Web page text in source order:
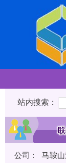
站内搜索：
公司：
马鞍